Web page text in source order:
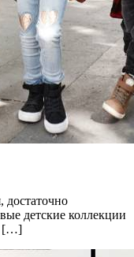
достаточно
детские коллекции
[…]